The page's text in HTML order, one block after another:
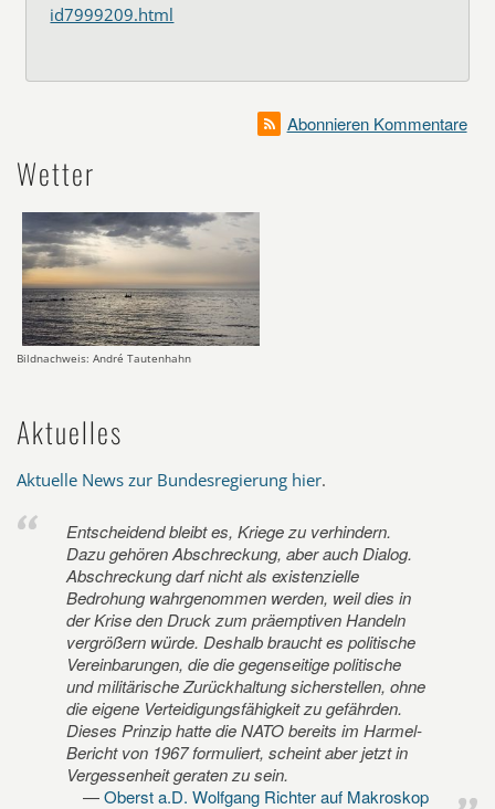
id7999209.html
Abonnieren Kommentare
Wetter
Bildnachweis: André Tautenhahn
Aktuelles
Aktuelle News zur Bundesregierung hier.
Entscheidend bleibt es, Kriege zu verhindern.
Dazu gehören Abschreckung, aber auch Dialog.
Abschreckung darf nicht als existenzielle
Bedrohung wahrgenommen werden, weil dies in
der Krise den Druck zum präemptiven Handeln
vergrößern würde. Deshalb braucht es politische
Vereinbarungen, die die gegenseitige politische
und militärische Zurückhaltung sicherstellen, ohne
die eigene Verteidigungsfähigkeit zu gefährden.
Dieses Prinzip hatte die NATO bereits im Harmel-
Bericht von 1967 formuliert, scheint aber jetzt in
Vergessenheit geraten zu sein.
Oberst a.D. Wolfgang Richter auf Makroskop